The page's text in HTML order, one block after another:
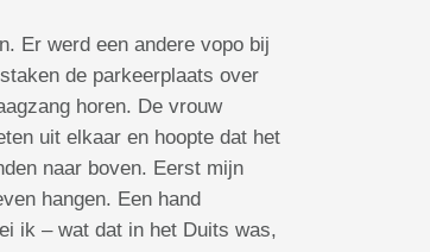
Er werd een andere vopo bij
de parkeerplaats over
horen. De vrouw
uit elkaar en hoopte dat het
naar boven. Eerst mijn
hangen. Een hand
ik – wat dat in het Duits was,